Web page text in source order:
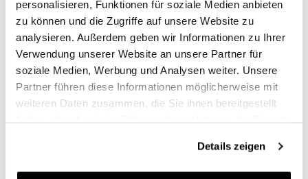
personalisieren, Funktionen für soziale Medien anbieten
zu können und die Zugriffe auf unsere Website zu
analysieren. Außerdem geben wir Informationen zu Ihrer
Verwendung unserer Website an unsere Partner für
soziale Medien, Werbung und Analysen weiter. Unsere
Partner führen diese Informationen möglicherweise mit
weiteren Daten zusammen, die Sie ihnen bereitgestellt
Details zeigen
Produkte ständig im Detail. Die Bilder können sich auf
eine frühere Version beziehen.
INFORMATIONEN ANFORDERN